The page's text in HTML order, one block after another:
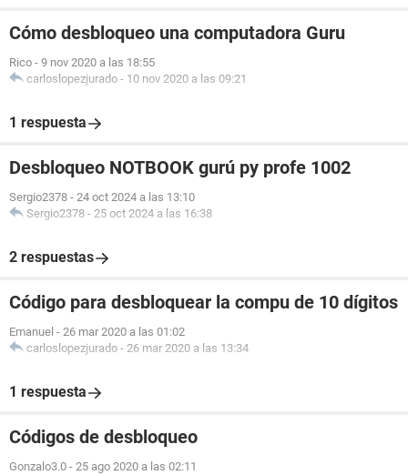
Cómo desbloqueo una computadora Guru
Rico - 9 nov 2020 a las 18:55
carloslopezjurado - 10 nov 2020 a las 09:21
1 respuesta
Desbloqueo NOTBOOK gurú py profe 1002
Sergio2378 - 24 oct 2024 a las 13:10
Sergio2378 - 25 oct 2024 a las 16:38
2 respuestas
Código para desbloquear la compu de 10 dígitos
Emanuel - 26 mar 2020 a las 01:02
carloslopezjurado - 26 mar 2020 a las 13:34
1 respuesta
Códigos de desbloqueo
Gonzalo3.0 - 25 ago 2020 a las 02:11